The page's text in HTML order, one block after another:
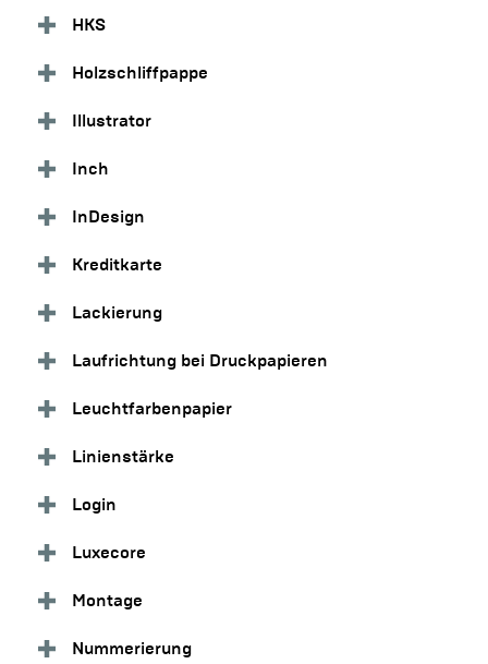
HKS
Holzschliffpappe
Illustrator
Inch
InDesign
Kreditkarte
Lackierung
Laufrichtung bei Druckpapieren
Leuchtfarbenpapier
Linienstärke
Login
Luxecore
Montage
Nummerierung